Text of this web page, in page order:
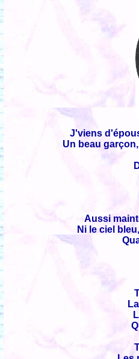
J'viens
Un beau
Aussi
Ni le ciel